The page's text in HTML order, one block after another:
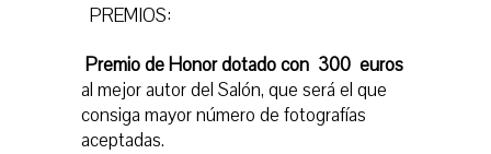
PREMIOS:
Premio de Honor dotado con 300 euros
al mejor autor del Salón, que será el que
consiga mayor número de fotografías
aceptadas.